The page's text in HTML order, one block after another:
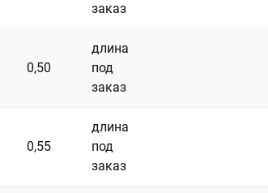
заказ
0,50
длина
под
заказ
0,55
длина
под
заказ